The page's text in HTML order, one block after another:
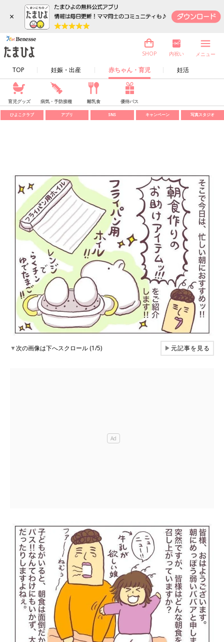
×
TOP 妊娠・出産 赤ちゃん・育児 妊活
SHOP 内祝い メニュー
育児グッズ 病気・予防接種 離乳食 優待パス
ひよこクラブ アプリ SNS キャンペーン 写真スタジオ
▼次の画像は下へスクロール (1/5) ▶元記事を見る